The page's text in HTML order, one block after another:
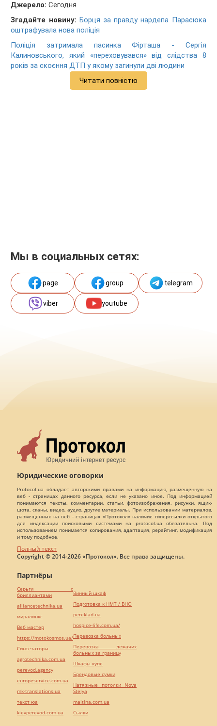
Джерело: Сегодня
Згадайте новину: Борця за правду нардепа Парасюка
оштрафувала нова поліція
Поліція затримала пасинка Фірташа - Сергія
Калиновського, який «переховувався» від слідства 8
років за скоєння ДТП у якому загинули дві людини
Читати повністю
Мы в социальных сетях:
page group telegram
viber youtube
Юридические оговорки
Protocol.ua обладает авторскими правами на информацию, размещенную на
веб - страницах данного ресурса, если не указано иное. Под информацией
понимаются тексты, комментарии, статьи, фотоизображения, рисунки, ящик-
шота, сканы, видео, аудио, другие материалы. При использовании материалов,
размещенных на веб - страницах «Протокол» наличие гиперссылки открытого
для индексации поисковыми системами на protocol.ua обязательна. Под
использованием понимается копирования, адаптация, рерайтинг, модификация
и тому подобное.
Полный текст
Copyright © 2014-2026 «Протокол». Все права защищены.
Партнёры
Серьги с
бриллиантами
alliancetechnika.ua
миралинкс
Веб мастер
https://motokosmos.ua/
Синтезаторы
agrotechnika.com.ua
perevod.agency
europeservice.com.ua
mk-translations.ua
текст юа
kievperevod.com.ua
Винный шкаф
Подготовка к НМТ / ВНО
pereklad.ua
hospice-life.com.ua/
Перевозка больных
Перевозка лежачих
больных за границу
Шкафы купе
Брендовые сумки
Натяжные потолки Nova
Stelya
maltina.com.ua
Cылки